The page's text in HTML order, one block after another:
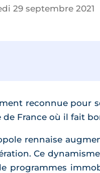
29 septembre 2021
reconnue pour
de France où il fait
rennaise
Ce
programmes